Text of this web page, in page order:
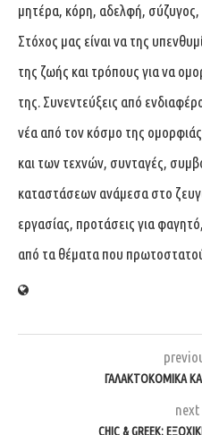
μητέρα, κόρη, αδελφή,
Στόχος μας είναι να της
της ζωής και τρόπους για να
της. Συνεντεύξεις από
νέα από τον κόσμο της
και των τεχνών, συνταγές,
καταστάσεων ανάμεσα στο
εργασίας, προτάσεις για
από τα θέματα που
ΓΑΛΑΚΤΟΚΟΜΙΚΆ
CHIC & GREEK: